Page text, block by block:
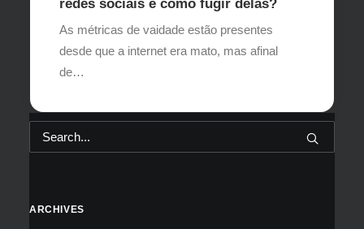
redes sociais e como fugir delas?
As métricas de vaidade estão presentes
desde que a internet era mato, mas afinal
de…
ARCHIVES